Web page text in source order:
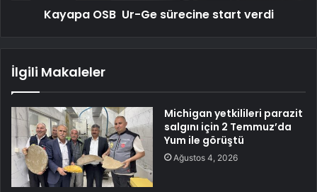
Kayapa OSB Ur-Ge sürecine start verdi
İlgili Makaleler
Michigan yetkilileri parazit
salgını için 2 Temmuz’da
Yum ile görüştü
Ağustos 4, 2026